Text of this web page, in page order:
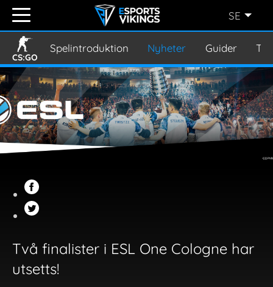
CS:GO
Spelintroduktion Nyheter Guider
SE
ENGLISH (EN)
SVENSKA (SE)
SUOMI (FI)
JAPANESE (JP)
Två finalister i ESL One Cologne har
utsetts!